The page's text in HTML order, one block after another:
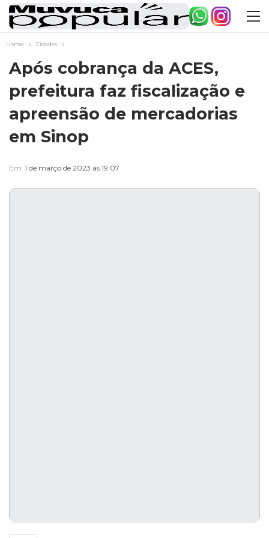
Home Cidades
Após cobrança da ACES,
prefeitura faz fiscalização e
apreensão de mercadorias
em Sinop
Em 1 de março de 2023 ás 19:07